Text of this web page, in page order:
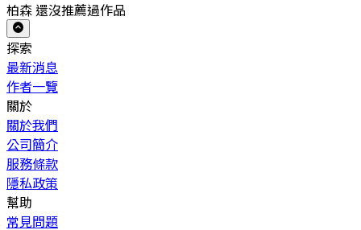
柏森 還沒推薦過作品
探索
最新消息
作者一覽
關於
關於我們
公司簡介
服務條款
隱私政策
幫助
常見問題